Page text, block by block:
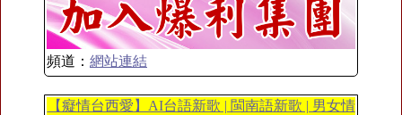
頻道： 網站連結
【癡情台西愛】AI台語新歌 | 閩南語新歌 | 男女情